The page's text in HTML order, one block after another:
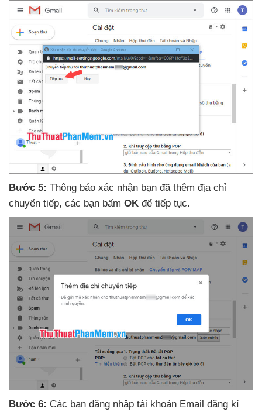
Bước 5: Thông báo xác nhận bạn đã thêm địa chỉ
chuyển tiếp, các bạn bấm OK để tiếp tục.
Bước 6: Các bạn đăng nhập tài khoản Email đăng kí